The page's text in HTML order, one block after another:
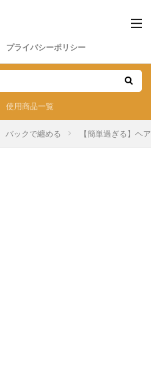
プライバシーポリシー
使用商品一覧
バックで纏める 【簡単過ぎる】ヘ